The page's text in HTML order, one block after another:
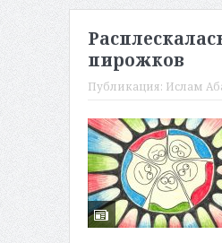
пирожков
Публикация: Ислам